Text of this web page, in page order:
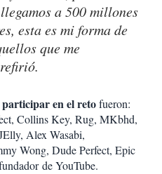
a 500 millones
esta es mi forma de
que me
en el retofueron:
Collins Key, Rug, MKbhd,
Alex Wasabi,
Wong, Dude Perfect, Epic
de YouTube.